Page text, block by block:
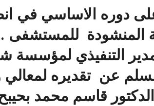
دوره الاساسي في
المنشودة للمستشفى .
التنفيذي لمؤسسة
عن تقديره لمعالي
الدكتور قاسم محمد